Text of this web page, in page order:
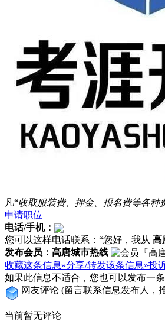
凡“收取服装费、押金、报名费等各种
申请职位
电话/手机：
您可以这样电话联系：“您好，我从 高
发布会员：高唐城市热线
收藏这条信息»分享/转发该条信息»投
如果此信息不适合，您也可以发布一
网友评论 (留言联系信息发布人，
当前暂无评论